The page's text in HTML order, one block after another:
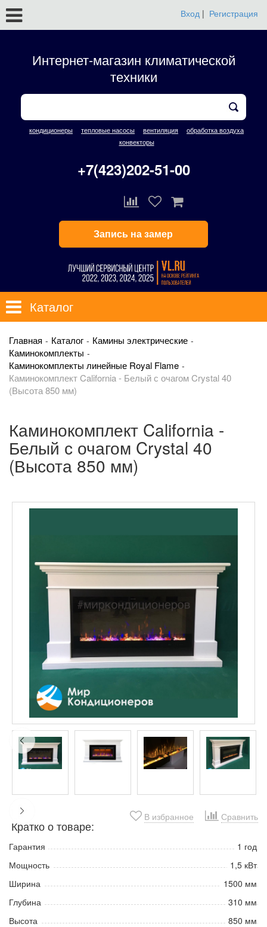
Вход | Регистрация
Интернет-магазин климатической
техники
кондиционеры тепловые насосы вентиляция
обработка воздуха
конвекторы
+7(423)202-51-00
Запись на замер
Каталог
Главная Каталог
Камины электрические
Каминокомплекты
Каминокомплекты линейные Royal Flame
Каминокомплект California - Белый с очагом Crystal 40
(Высота 850 мм)
Каминокомплект California -
Белый с очагом Crystal 40
(Высота 850 мм)
В избранное Сравнить
Кратко о товаре:
Гарантия
1 год
Мощность
1,5 кВт
Ширина
1500 мм
Глубина
310 мм
Высота
850 мм